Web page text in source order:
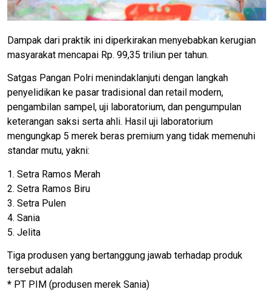
Dampak dari praktik ini diperkirakan menyebabkan kerugian
masyarakat mencapai Rp. 99,35 triliun per tahun.
Satgas Pangan Polri menindaklanjuti dengan langkah
penyelidikan ke pasar tradisional dan retail modern,
pengambilan sampel, uji laboratorium, dan pengumpulan
keterangan saksi serta ahli. Hasil uji laboratorium
mengungkap 5 merek beras premium yang tidak memenuhi
standar mutu, yakni:
1. Setra Ramos Merah
2. Setra Ramos Biru
3. Setra Pulen
4. Sania
5. Jelita
Tiga produsen yang bertanggung jawab terhadap produk
tersebut adalah
* PT PIM (produsen merek Sania)